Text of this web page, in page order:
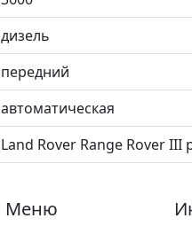
дизель
передний
автоматическая
Land Rover Range Rover III
Меню